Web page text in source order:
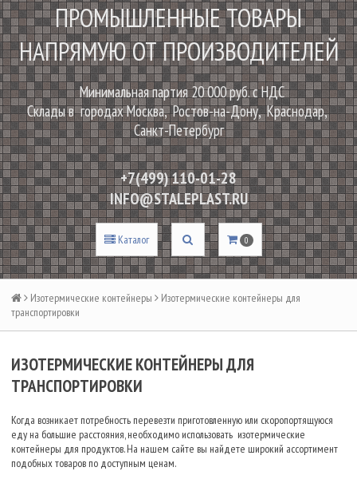
ПРОМЫШЛЕННЫЕ ТОВАРЫ
НАПРЯМУЮ ОТ ПРОИЗВОДИТЕЛЕЙ
Минимальная партия 20 000 руб. с НДС
Склады в городах Москва, Ростов-на-Дону, Краснодар,
Санкт-Петербург
+7(499) 110-01-28
INFO@STALEPLAST.RU
Каталог 0
Изотермические контейнеры
Изотермические контейнеры для
транспортировки
ИЗОТЕРМИЧЕСКИЕ КОНТЕЙНЕРЫ ДЛЯ
ТРАНСПОРТИРОВКИ
Когда возникает потребность перевезти приготовленную или скоропортящуюся
еду на большие расстояния, необходимо использовать изотермические
контейнеры для продуктов. На нашем сайте вы найдете широкий ассортимент
подобных товаров по доступным ценам.